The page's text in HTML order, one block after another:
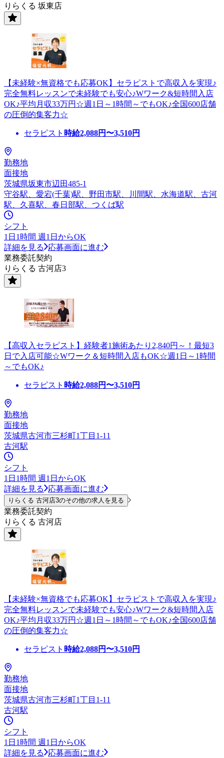
りらくる 坂東店
【未経験×無資格でも応募OK】セラピストで高収入を実現♪
完全無料レッスンで未経験でも安心♪Wワーク&短時間入店
OK♪平均月収33万円☆週1日～1時間～でもOK♪全国600店舗
の圧倒的集客力☆
セラピスト 時給2,088円〜3,510円
勤務地
面接地
茨城県坂東市辺田485-1
守谷駅、愛宕(千葉)駅、野田市駅、川間駅、水海道駅、古河
駅、久喜駅、春日部駅、つくば駅
シフト
1日1時間 週1日からOK
詳細を見る
応募画面に進む
業務委託契約
りらくる 古河店3
【高収入セラピスト】経験者1施術あたり2,840円～！最短3
日で入店可能☆Wワーク＆短時間入店もOK☆週1日～1時間
～でもOK♪
セラピスト 時給2,088円〜3,510円
勤務地
面接地
茨城県古河市三杉町1丁目1-11
古河駅
シフト
1日1時間 週1日からOK
詳細を見る
応募画面に進む
りらくる 古河店3のその他の求人を見る
業務委託契約
りらくる 古河店
【未経験×無資格でも応募OK】セラピストで高収入を実現♪
完全無料レッスンで未経験でも安心♪Wワーク&短時間入店
OK♪平均月収33万円☆週1日～1時間～でもOK♪全国600店舗
の圧倒的集客力☆
セラピスト 時給2,088円〜3,510円
勤務地
面接地
茨城県古河市三杉町1丁目1-11
古河駅
シフト
1日1時間 週1日からOK
詳細を見る
応募画面に進む